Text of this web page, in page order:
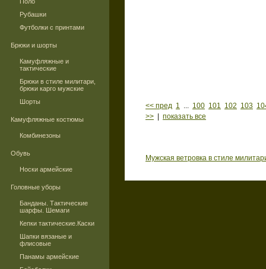
Рубашки
Футболки с принтами
Брюки и шорты
Камуфляжные и
тактические
Брюки в стиле милитари,
брюки карго мужские
Шорты
Камуфляжные костюмы
Комбинезоны
Обувь
Носки армейские
Головные уборы
Банданы. Тактические
шарфы. Шемаги
Кепки тактические.Каски
Шапки вязаные и
флисовые
Панамы армейские
<< пред 1 ... 100 101 102 103
>>
показать все
Мужская ветровка в стиле